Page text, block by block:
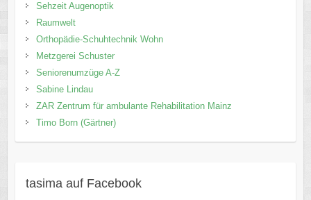
Sehzeit Augenoptik
Raumwelt
Orthopädie-Schuhtechnik Wohn
Metzgerei Schuster
Seniorenumzüge A-Z
Sabine Lindau
ZAR Zentrum für ambulante Rehabilitation Mainz
Timo Born (Gärtner)
tasima auf Facebook